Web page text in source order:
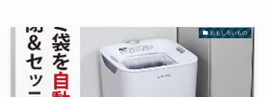
おもしろいもの